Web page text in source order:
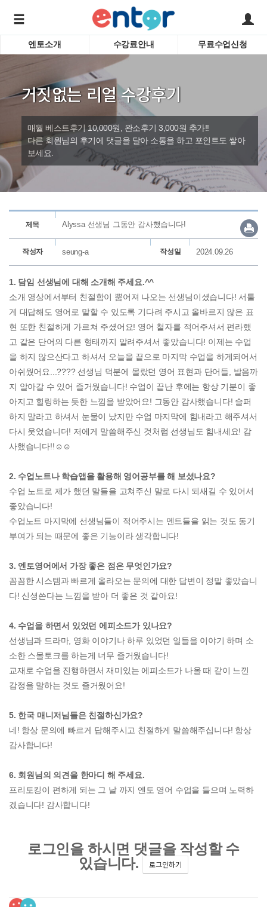
학습도우미 G1
바로가기
서비스안내
강사소개
회사소개
어린이
영자신
수업
엔토소개 수강료안내 무료수업신청
거짓없는 리얼 수강후기
매월 베스트후기 10,000원, 완소후기 3,000원 추가!!
다른 회원님의 후기에 댓글을 달아 소통을 하고 포인트도 쌓아
보세요.
제목 Alyssa 선생님 그동안 감사했습니다!
작성자 seung-a 작성일 2024.09.26
1. 담임 선생님에 대해 소개해 주세요.^^
소개 영상에서부터 친절함이 뿜어져 나오는 선생님이셨습니다! 서툴
게 대답해도 영어로 말할 수 있도록 기다려 주시고 올바르지 않은 표
현 또한 친절하게 가르쳐 주셨어요! 영어 철자를 적어주셔서 편라했
고 같은 단어의 다른 형태까지 알려주셔서 좋았습니다! 이제는 수업
을 하지 않으산다고 하셔서 오늘을 끝으로 마지막 수업을 하게되어서
아쉬웠어요...???? 선생님 덕분에 몰랐던 영어 표현과 단어들, 발음까
지 알아갈 수 있어 즐거웠습니다! 수업이 끝난 후에는 항상 기분이 좋
아지고 힐링하는 듯한 느낌을 받았어요! 그동안 감사했습니다! 슬퍼
하지 말라고 하셔서 눈물이 났지만 수업 마지막에 힘내라고 해주셔서
다시 웃었습니더! 저에게 말씀해주신 것처럼 선생님도 힘내세요! 감
사했습니다!!☺️☺️
2. 수업노트나 학습앱을 활용해 영어공부를 해 보셨나요?
수업 노트로 제가 했던 말들을 고쳐주신 말로 다시 되새길 수 있어서
좋았습니다!
수업노트 마지막에 선생님들이 적어주시는 멘트들을 읽는 것도 동기
부여가 되는 때문에 좋은 기능이라 생각합니다!
3. 엔토영어에서 가장 좋은 점은 무엇인가요?
꼼꼼한 시스템과 빠르게 올라오는 문의에 대한 답변이 정말 좋았습니
다! 신셩쓴다는 느낌을 받아 더 좋은 것 같아요!
4. 수업을 하면서 있었던 에피소드가 있나요?
선생님과 드라마, 영화 이야기나 하루 있었던 일들을 이야기 하며 소
소한 스몰토크를 하는게 너무 즐거웠습니다!
교재로 수업을 진행하면서 재미있는 에피소드가 나올 때 같이 느낀
감정을 말하는 것도 즐거웠어요!
5. 한국 매니저님들은 친절하신가요?
네! 항상 문의에 빠르게 답해주시고 친절하게 말씀해주십니다! 항상
감사합니다!
6. 회원님의 의견을 한마디 해 주세요.
프리토킹이 편하게 되는 그 날 까지 엔토 영어 수업을 들으며 노력하
겠습니다! 감사합니다!